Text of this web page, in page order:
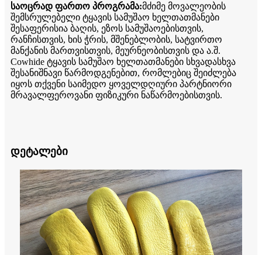
საოცრად ფართო პროგრამა:მძიმე მოვალეობის
შემსრულებელი ტყავის სამუშაო ხელთათმანები
შესაფერისია ბაღის, ეზოს სამუშაოებისთვის,
რანჩისთვის, ხის ჭრის, მშენებლობის, სატვირთო
მანქანის მართვისთვის, მეურნეობისთვის და ა.შ.
Cowhide ტყავის სამუშაო ხელთათმანები სხვადასხვა
შესანიშნავი წარმოდგენებით, რომლებიც შეიძლება
იყოს თქვენი საიმედო ყოველდღიური პარტნიორი
მრავალფეროვანი ფიზიკური ნაწარმოებისთვის.
დეტალები